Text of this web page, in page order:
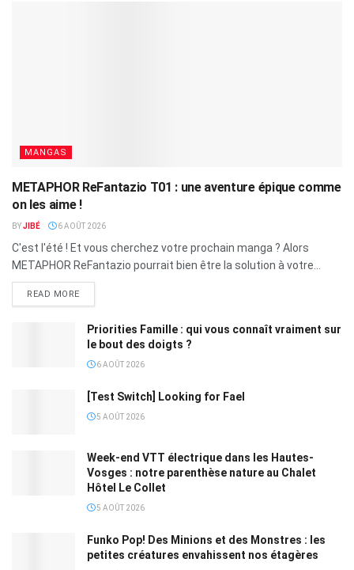
MANGAS
METAPHOR ReFantazio T01 : une aventure épique comme
on les aime !
BYJIBÉ 6 AOÛT 2026
C'est l'été ! Et vous cherchez votre prochain manga ? Alors
METAPHOR ReFantazio pourrait bien être la solution à votre...
READ MORE
Priorities Famille : qui vous connaît vraiment sur
le bout des doigts ?
6 AOÛT 2026
[Test Switch] Looking for Fael
5 AOÛT 2026
Week-end VTT électrique dans les Hautes-
Vosges : notre parenthèse nature au Chalet
Hôtel Le Collet
5 AOÛT 2026
Funko Pop! Des Minions et des Monstres : les
petites créatures envahissent nos étagères